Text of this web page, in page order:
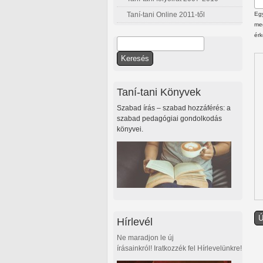
Taní-tani Online 2011-től
Keresés űrlap
Taní-tani Könyvek
Szabad írás – szabad hozzáférés: a
szabad pedagógiai gondolkodás
könyvei.
Hírlevél
Ne maradjon le új
írásainkról! Iratkozzék fel Hírlevelünkre!